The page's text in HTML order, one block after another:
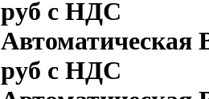
руб с НДС
Автоматическая
руб с НДС